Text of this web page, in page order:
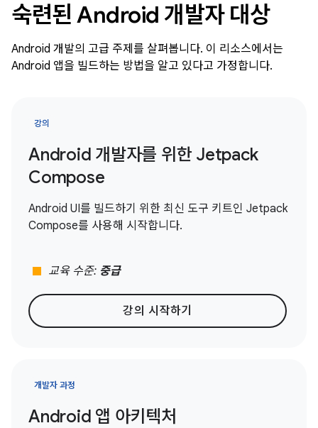
숙련된 Android 개발자 대상
Android 개발의 고급 주제를 살펴봅니다. 이 리소스에서는
Android 앱을 빌드하는 방법을 알고 있다고 가정합니다.
강의
Android 개발자를 위한 Jetpack
Compose
Android UI를 빌드하기 위한 최신 도구 키트인 Jetpack
Compose를 사용해 시작합니다.
stop 교육 수준: 중급
강의 시작하기
개발자 과정
Android 앱 아키텍처